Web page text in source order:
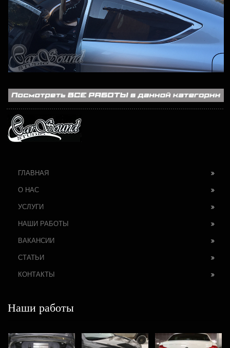
ГЛАВНАЯ
О НАС
УСЛУГИ
НАШИ РАБОТЫ
ВАКАНСИИ
СТАТЬИ
КОНТАКТЫ
Наши работы